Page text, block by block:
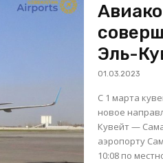
Эль-
01.03.2023
С 1 марта
новое
Кувейт — Самарканд
аэропорту
10:08 по